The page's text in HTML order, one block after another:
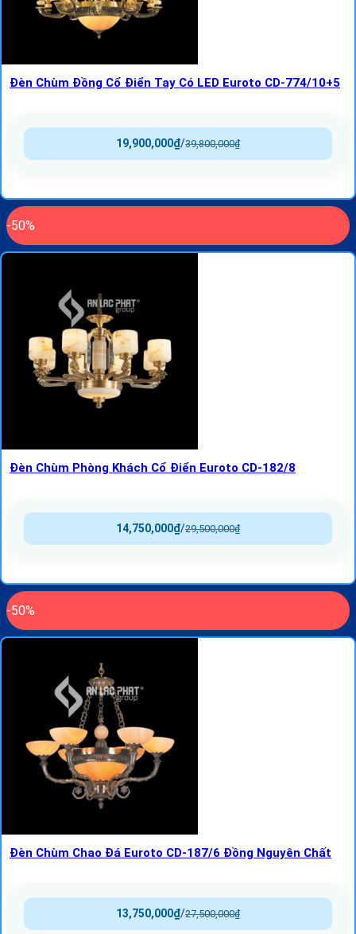
Đèn Chùm Đồng Cổ Điển Tay Có LED Euroto CD-774/10+5
39,800,000₫
/
19,900,000₫
-50%
Đèn Chùm Phòng Khách Cổ Điển Euroto CD-182/8
29,500,000₫
/
14,750,000₫
-50%
Đèn Chùm Chao Đá Euroto CD-187/6 Đồng Nguyên Chất
27,500,000₫
/
13,750,000₫